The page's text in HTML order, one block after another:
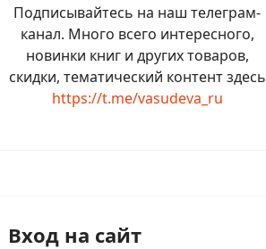
Подписывайтесь на наш телеграм-
канал. Много всего интересного,
новинки книг и других товаров,
скидки, тематический контент здесь
https://t.me/vasudeva_ru
Вход на сайт